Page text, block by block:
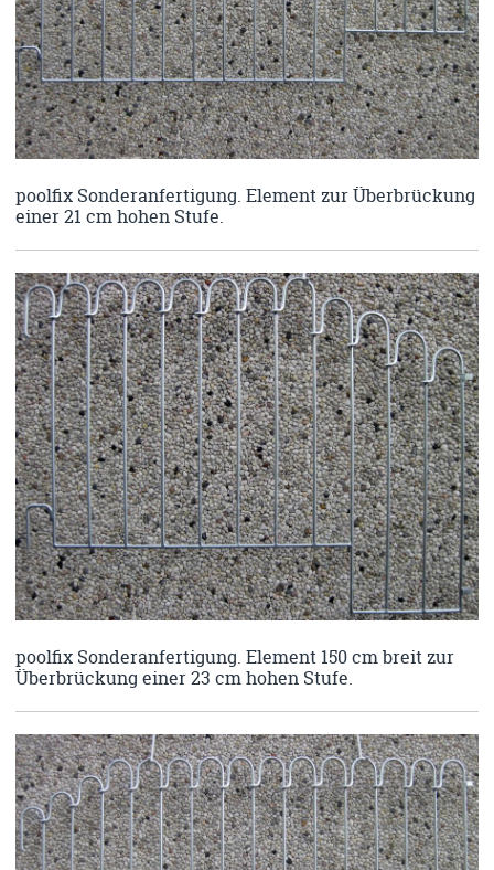
poolfix Sonderanfertigung. Element zur Überbrückung
einer 21 cm hohen Stufe.
poolfix Sonderanfertigung. Element 150 cm breit zur
Überbrückung einer 23 cm hohen Stufe.